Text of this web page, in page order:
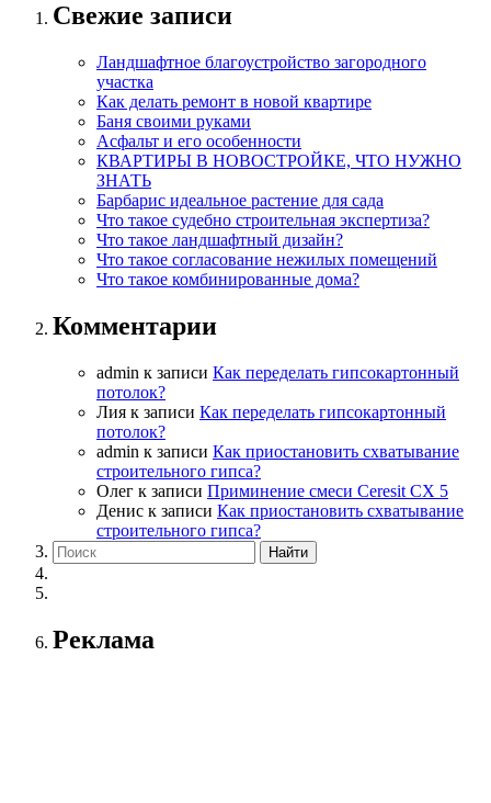
Свежие записи
Ландшафтное благоустройство загородного
участка
Как делать ремонт в новой квартире
Баня своими руками
Асфальт и его особенности
КВАРТИРЫ В НОВОСТРОЙКЕ, ЧТО НУЖНО
ЗНАТЬ
Барбарис идеальное растение для сада
Что такое судебно строительная экспертиза?
Что такое ландшафтный дизайн?
Что такое согласование нежилых помещений
Что такое комбинированные дома?
Комментарии
admin к записи Как переделать гипсокартонный
потолок?
Лия к записи Как переделать гипсокартонный
потолок?
admin к записи Как приостановить схватывание
строительного гипса?
Олег к записи Приминение смеси Ceresit СХ 5
Денис к записи Как приостановить схватывание
строительного гипса?
Реклама